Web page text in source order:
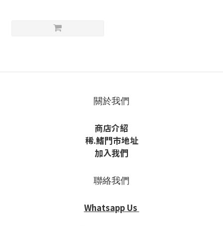
關於我們
商店介紹
稀.鰭門市地址
加入我們
聯絡我們
Whatsapp Us